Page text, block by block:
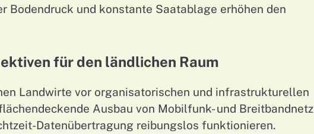
Bodendruck und konstante Saatablage erhöhen den
für den ländlichen Raum
Landwirte vor organisatorischen und infrastrukturellen
Ausbau von Mobilfunk- und
Datenübertragung reibungslos funktionieren.